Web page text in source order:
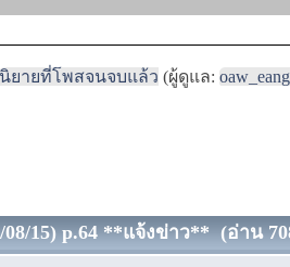
นิยายที่โพสจนจบแล้ว (ผู้ดูแล:oaw_eang
15) p.64 **แจ้งข่าว** (อ่าน